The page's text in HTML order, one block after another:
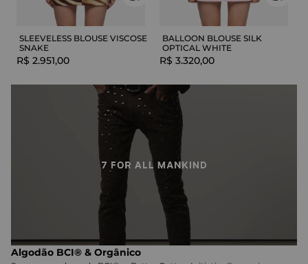
SLEEVELESS BLOUSE VISCOSE
SNAKE
R$ 2.951,00
BALLOON BLOUSE SILK
OPTICAL WHITE
R$ 3.320,00
Algodão BCI® & Orgânico